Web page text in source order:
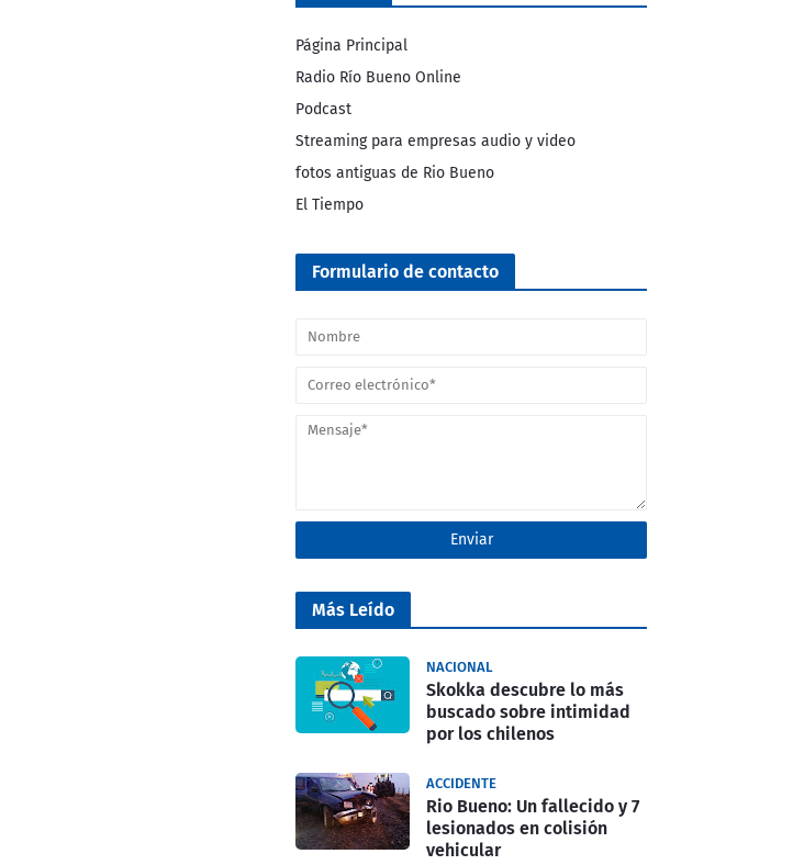
Página Principal
Radio Río Bueno Online
Podcast
Streaming para empresas audio y video
fotos antiguas de Rio Bueno
El Tiempo
Formulario de contacto
Más Leído
NACIONAL
Skokka descubre lo más
buscado sobre intimidad
por los chilenos
ACCIDENTE
Rio Bueno: Un fallecido y 7
lesionados en colisión
vehicular